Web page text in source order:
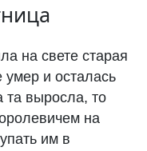
на свете старая
умер и осталась
та выросла, то
на
им в